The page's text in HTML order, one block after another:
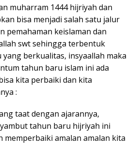
muharram 1444 hijriyah dan
bisa menjadi salah satu jalur
pemahaman keislaman dan
swt sehingga terbentuk
berkualitas, insyaallah maka
tahun baru islam ini ada
kita perbaiki dan kita
:
taat dengan ajarannya,
tahun baru hijriyah ini
memperbaiki amalan amalan kita